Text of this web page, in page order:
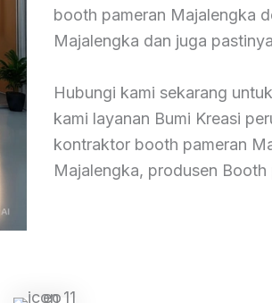
booth pameran Majalengka
Majalengka dan juga
Hubungi kami sekarang
kami layanan Bumi Kreasi
kontraktor booth pameran
Majalengka, produsen